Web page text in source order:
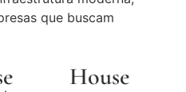
que buscam
House